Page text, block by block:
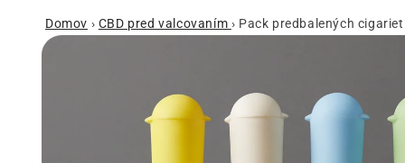
Domov › CBD pred valcovaním › Pack predbalených cigariet
Prejsť na